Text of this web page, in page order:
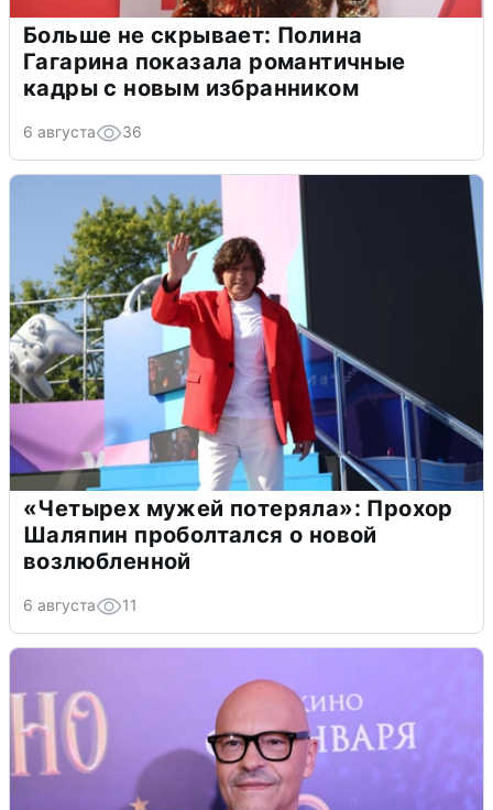
Больше не скрывает: Полина
Гагарина показала романтичные
кадры с новым избранником
6 августа 36
«Четырех мужей потеряла»: Прохор
Шаляпин проболтался о новой
возлюбленной
6 августа 11